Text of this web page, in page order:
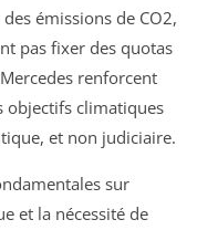
émissions de CO2,
pas fixer des quotas
renforcent
objectifs climatiques
et non judiciaire.
sur
et la nécessité de